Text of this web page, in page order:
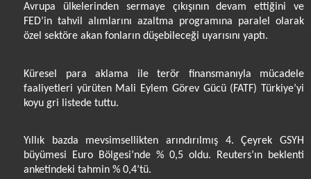
Avrupa ülkelerinden sermaye çıkışının devam ettiğini ve
FED’in tahvil alımlarını azaltma programına paralel olarak
özel sektöre akan fonların düşebileceği uyarısını yaptı.
Küresel para aklama ile terör finansmanıyla mücadele
faaliyetleri yürüten Mali Eylem Görev Gücü (FATF) Türkiye’yi
koyu gri listede tuttu.
Yıllık bazda mevsimsellikten arındırılmış 4. Çeyrek GSYH
büyümesi Euro Bölgesi’nde % 0,5 oldu. Reuters’ın beklenti
anketindeki tahmin % 0,4’tü.